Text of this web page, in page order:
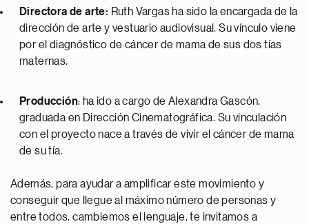
Directora de arte: Ruth Vargas ha sido la encargada de la
dirección de arte y vestuario audiovisual. Su vínculo viene
por el diagnóstico de cáncer de mama de sus dos tías
maternas.
Producción: ha ido a cargo de Alexandra Gascón,
graduada en Dirección Cinematográfica. Su vinculación
con el proyecto nace a través de vivir el cáncer de mama
de su tía.
Además, para ayudar a amplificar este movimiento y
conseguir que llegue al máximo número de personas y
entre todos, cambiemos el lenguaje, te invitamos a